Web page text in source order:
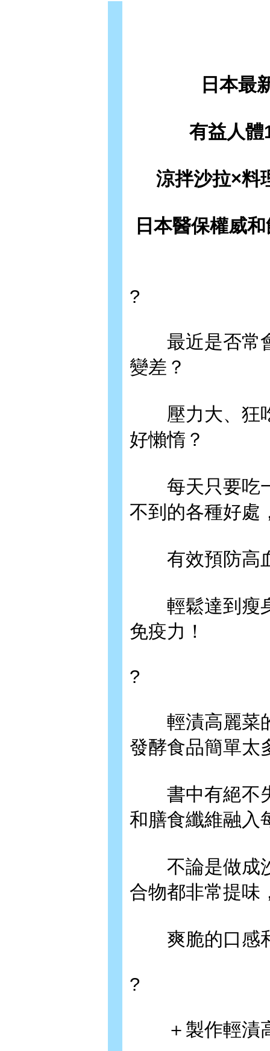
日本最
有益人體
涼拌沙拉×料
日本醫保權威
?
最近是否常會
變差？
壓力大、狂吃
好懶惰？
每天只要吃一
不到的各種好處
有效預防高血
輕鬆達到瘦身
免疫力！
?
輕漬高麗菜的
發酵食品簡單太
書中有絕不失
和膳食纖維融入
不論是做成沙
合物都非常提味
爽脆的口感和
?
＋製作輕漬高